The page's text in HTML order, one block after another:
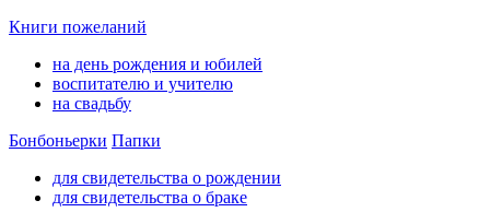
Книги пожеланий
на день рождения и юбилей
воспитателю и учителю
на свадьбу
Бонбоньерки Папки
для свидетельства о рождении
для свидетельства о браке